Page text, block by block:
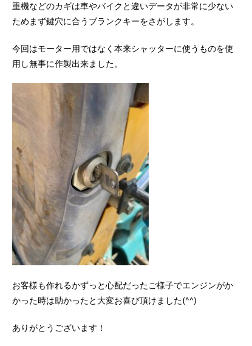
重機などのカギは車やバイクと違いデータが非常に少ない
ためまず鍵穴に合うブランクキーをさがします。
今回はモーター用ではなく本来シャッターに使うものを使
用し無事に作製出来ました。
お客様も作れるかずっと心配だったご様子でエンジンがか
かった時は助かったと大変お喜び頂けました(^^)
ありがとうございます！